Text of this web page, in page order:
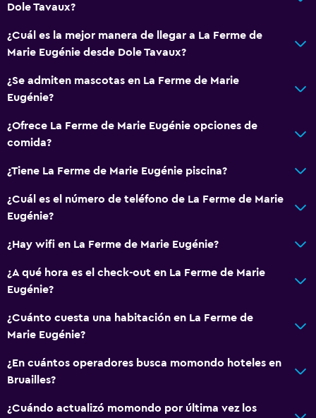
Dole Tavaux?
¿Cuál es la mejor manera de llegar a La Ferme de
Marie Eugénie desde Dole Tavaux?
¿Se admiten mascotas en La Ferme de Marie
Eugénie?
¿Ofrece La Ferme de Marie Eugénie opciones de
comida?
¿Tiene La Ferme de Marie Eugénie piscina?
¿Cuál es el número de teléfono de La Ferme de Marie
Eugénie?
¿Hay wifi en La Ferme de Marie Eugénie?
¿A qué hora es el check-out en La Ferme de Marie
Eugénie?
¿Cuánto cuesta una habitación en La Ferme de
Marie Eugénie?
¿En cuántos operadores busca momondo hoteles en
Bruailles?
¿Cuándo actualizó momondo por última vez los